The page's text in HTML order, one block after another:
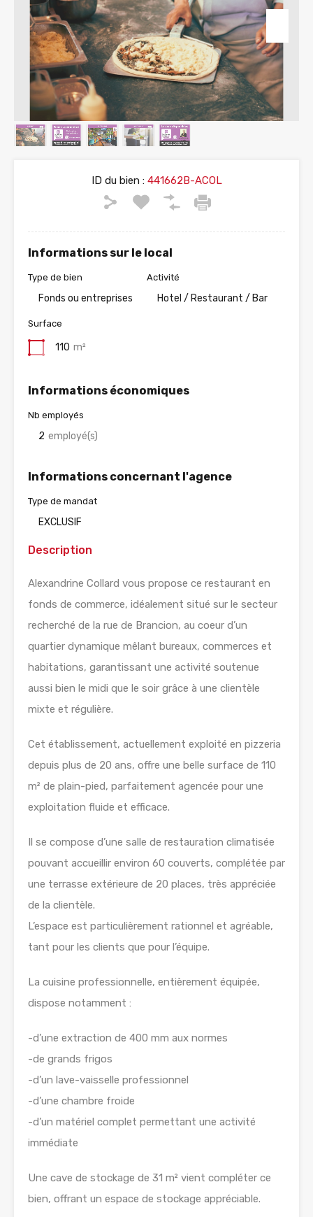
ID du bien :441662B-ACOL
Informations sur le local
Type de bien
Fonds ou entreprises
Activité
Hotel / Restaurant / Bar
Surface
110 m²
Informations économiques
Nb employés
2 employé(s)
Informations concernant l'agence
Type de mandat
EXCLUSIF
Description
Alexandrine Collard vous propose ce restaurant en
fonds de commerce, idéalement situé sur le secteur
recherché de la rue de Brancion, au coeur d’un
quartier dynamique mêlant bureaux, commerces et
habitations, garantissant une activité soutenue
aussi bien le midi que le soir grâce à une clientèle
mixte et régulière.
Cet établissement, actuellement exploité en pizzeria
depuis plus de 20 ans, offre une belle surface de 110
m² de plain-pied, parfaitement agencée pour une
exploitation fluide et efficace.
Il se compose d’une salle de restauration climatisée
pouvant accueillir environ 60 couverts, complétée par
une terrasse extérieure de 20 places, très appréciée
de la clientèle.
L’espace est particulièrement rationnel et agréable,
tant pour les clients que pour l’équipe.
La cuisine professionnelle, entièrement équipée,
dispose notamment :
-d’une extraction de 400 mm aux normes
-de grands frigos
-d’un lave-vaisselle professionnel
-d’une chambre froide
-d’un matériel complet permettant une activité
immédiate
Une cave de stockage de 31 m² vient compléter ce
bien, offrant un espace de stockage appréciable.